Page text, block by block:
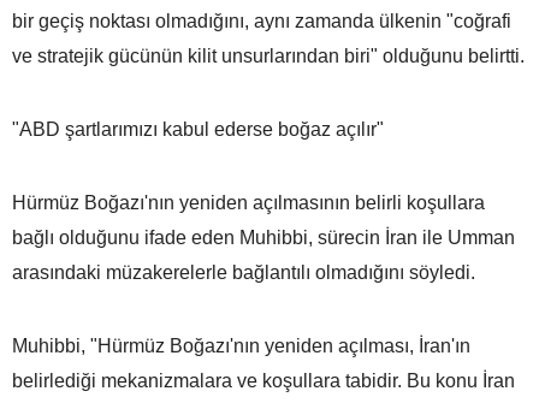
bir geçiş noktası olmadığını, aynı zamanda ülkenin "coğrafi
ve stratejik gücünün kilit unsurlarından biri" olduğunu belirtti.
"ABD şartlarımızı kabul ederse boğaz açılır"
Hürmüz Boğazı'nın yeniden açılmasının belirli koşullara
bağlı olduğunu ifade eden Muhibbi, sürecin İran ile Umman
arasındaki müzakerelerle bağlantılı olmadığını söyledi.
Muhibbi, "Hürmüz Boğazı'nın yeniden açılması, İran'ın
belirlediği mekanizmalara ve koşullara tabidir. Bu konu İran